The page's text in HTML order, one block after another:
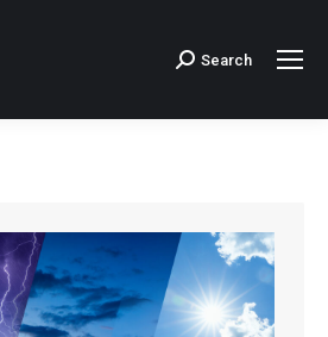
Search:
Search